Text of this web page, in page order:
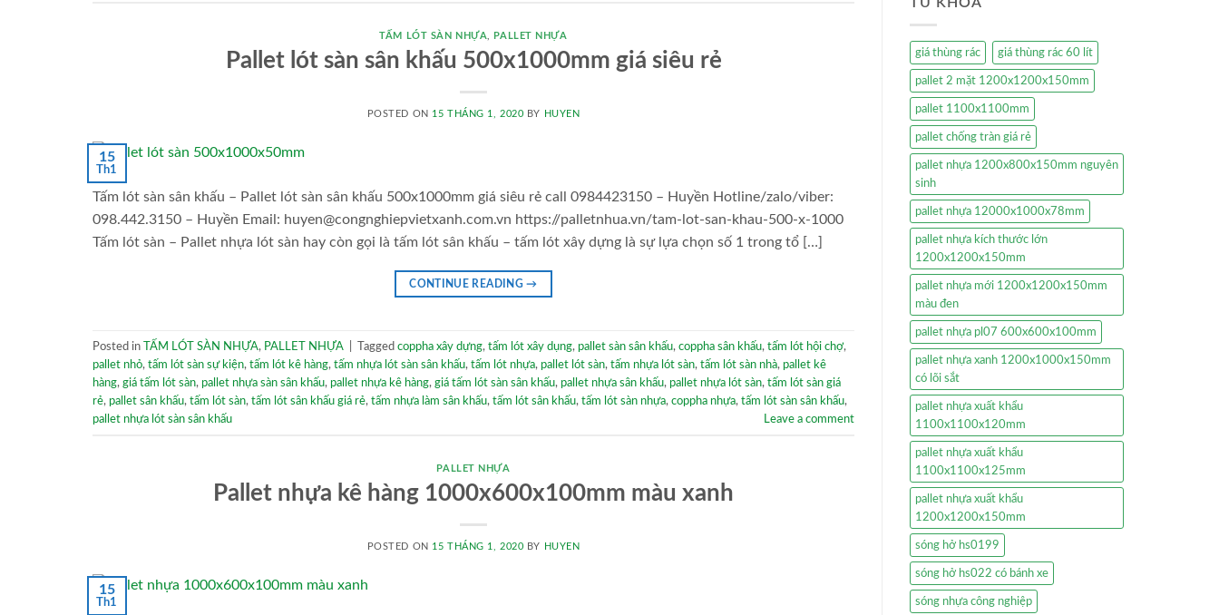
TẤM LÓT SÀN NHỰA, PALLET NHỰA
Pallet lót sàn sân khấu 500x1000mm giá siêu rẻ
POSTED ON 15 THÁNG 1, 2020 BY HUYEN
15
Th1
Tấm lót sàn sân khấu – Pallet lót sàn sân khấu 500x1000mm giá siêu rẻ call 0984423150 – Huyền Hotline/zalo/viber:
098.442.3150 – Huyền Email: huyen@congnghiepvietxanh.com.vn https://palletnhua.vn/tam-lot-san-khau-500-x-1000
Tấm lót sàn – Pallet nhựa lót sàn hay còn gọi là tấm lót sân khấu – tấm lót xây dựng là sự lựa chọn số 1 trong tổ […]
CONTINUE READING→
Posted in TẤM LÓT SÀN NHỰA, PALLET NHỰA Tagged coppha xây dựng, tấm lót xây dụng, pallet sàn sân khấu, coppha sân khấu, tấm lót hội chợ,
pallet nhỏ, tấm lót sàn sự kiện, tấm lót kê hàng, tấm nhựa lót sàn sân khấu, tấm lót nhựa, pallet lót sàn, tấm nhựa lót sàn, tấm lót sàn nhà, pallet kê
hàng, giá tấm lót sàn, pallet nhựa sàn sân khấu, pallet nhựa kê hàng, giá tấm lót sàn sân khấu, pallet nhựa sân khấu, pallet nhựa lót sàn, tấm lót sàn giá
rẻ, pallet sân khấu, tấm lót sàn, tấm lót sân khấu giá rẻ, tấm nhựa làm sân khấu, tấm lót sân khấu, tấm lót sàn nhựa, coppha nhựa, tấm lót sàn sân khấu,
pallet nhựa lót sàn sân khấu
Leave a comment
PALLET NHỰA
Pallet nhựa kê hàng 1000x600x100mm màu xanh
POSTED ON 15 THÁNG 1, 2020 BY HUYEN
15
Th1
giá thùng rác giá thùng rác 60 lít
pallet 2 mặt 1200x1200x150mm
pallet 1100x1100mm
pallet chống tràn giá rẻ
pallet nhựa 1200x800x150mm nguyên
sinh
pallet nhựa 12000x1000x78mm
pallet nhựa kích thước lớn
1200x1200x150mm
pallet nhựa mới 1200x1200x150mm
màu đen
pallet nhựa pl07 600x600x100mm
pallet nhựa xanh 1200x1000x150mm
có lõi sắt
pallet nhựa xuất khẩu
1100x1100x120mm
pallet nhựa xuất khẩu
1100x1100x125mm
pallet nhựa xuất khẩu
1200x1200x150mm
sóng hở hs0199
sóng hở hs022 có bánh xe
sóng nhựa công nghiệp